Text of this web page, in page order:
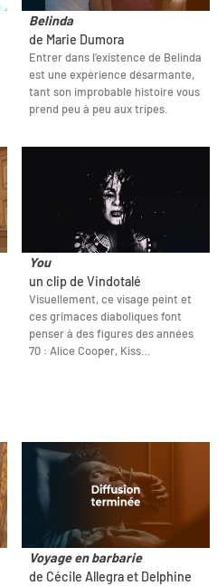
Belinda
de Marie Dumora
Entrer dans l’existence de Belinda
est une expérience désarmante,
tant son improbable histoire vous
prend peu à peu aux tripes.
You
un clip de Vindotalé
Visuellement, ce visage peint et
ces grimaces diaboliques font
penser à des figures des années
70 : Alice Cooper, Kiss…
Voyage en barbarie
de Cécile Allegra et Delphine